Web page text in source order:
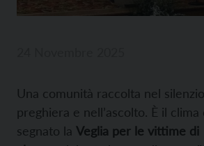
Una comunità raccolta nel
preghiera e nell’ascolto. È il clima
segnato la Veglia per le vittime di